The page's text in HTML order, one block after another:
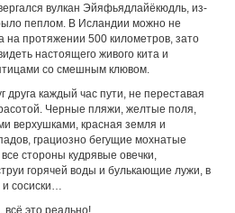
вулкан Эйяфьядлайёкюдль, из-
пеплом. В Исландии можно не
на протяжении 500 километров, зато
настоящего живого кита и
со смешным клювом.
каждый час пути, не переставая
Черные пляжи, желтые поля,
верхушками, красная земля и
грациозно бегущие мохнатые
стороны кудрявые овечки,
горячей воды и булькающие лужи, в
сосиски…
всё это реально!